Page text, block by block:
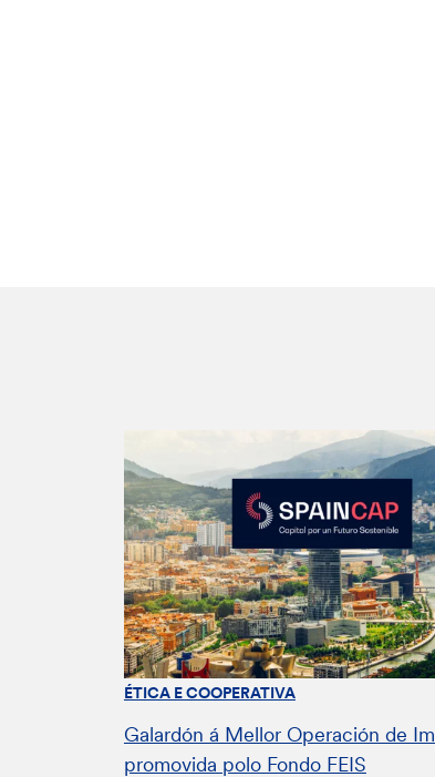
ÉTICA E COOPERATIVA
Galardón á Mellor Operación de
promovida polo Fondo FEIS